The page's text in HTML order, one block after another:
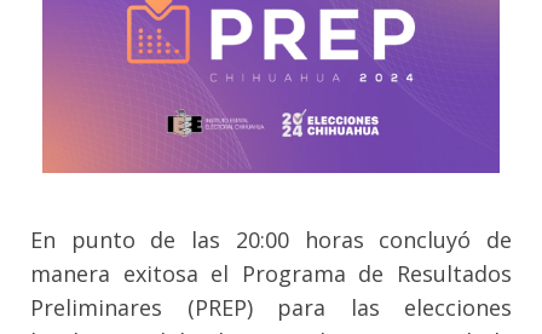
En punto de las 20:00 horas concluyó de
manera exitosa el Programa de Resultados
Preliminares (PREP) para las elecciones